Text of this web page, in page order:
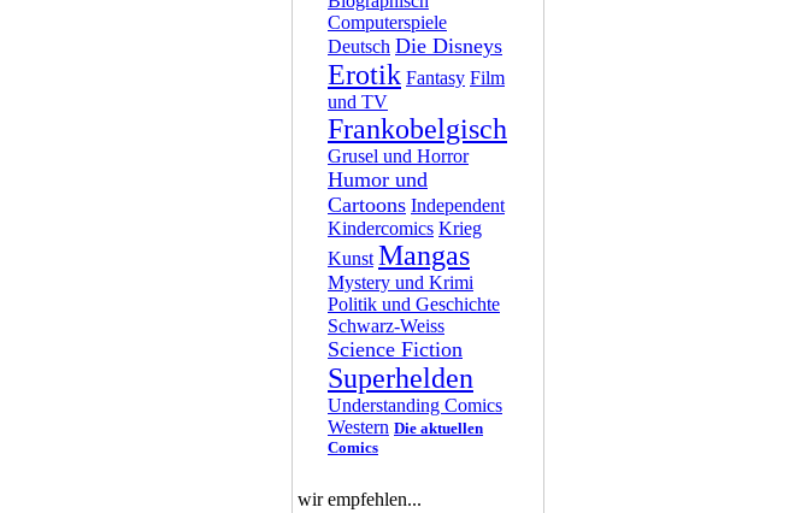
Computerspiele
Deutsch Die Disneys
Erotik Fantasy Film
und TV
Frankobelgisch
Grusel und Horror
Humor und
Cartoons Independent
Kindercomics Krieg
Kunst Mangas
Mystery und Krimi
Politik und Geschichte
Schwarz-Weiss
Science Fiction
Superhelden
Understanding Comics
Western Die aktuellen
Comics
wir empfehlen...